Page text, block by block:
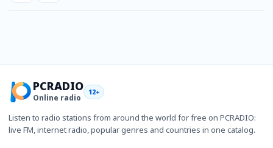
PCRADIO
Online radio
12+
Listen to radio stations from around the world for free on PCRADIO:
live FM, internet radio, popular genres and countries in one catalog.